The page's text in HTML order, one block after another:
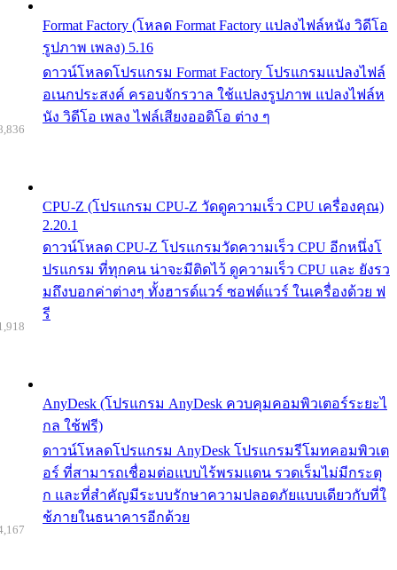
Format Factory (โหลด Format Factory แปลงไฟล์หนัง วิดีโอ
รูปภาพ เพลง) 5.16
ดาวน์โหลดโปรแกรม Format Factory โปรแกรมแปลงไฟล์
อเนกประสงค์ ครอบจักรวาล ใช้แปลงรูปภาพ แปลงไฟล์ห
นัง วิดีโอ เพลง ไฟล์เสียงออดิโอ ต่าง ๆ
CPU-Z (โปรแกรม CPU-Z วัดดูความเร็ว CPU เครื่องคุณ)
2.20.1
ดาวน์โหลด CPU-Z โปรแกรมวัดความเร็ว CPU อีกหนึ่งโ
ปรแกรม ที่ทุกคน น่าจะมีติดไว้ ดูความเร็ว CPU และ ยังรว
มถึงบอกค่าต่างๆ ทั้งฮารด์แวร์ ซอฟต์แวร์ ในเครื่องด้วย ฟ
รี
AnyDesk (โปรแกรม AnyDesk ควบคุมคอมพิวเตอร์ระยะไ
กล ใช้ฟรี)
ดาวน์โหลดโปรแกรม AnyDesk โปรแกรมรีโมทคอมพิวเต
อร์ ที่สามารถเชื่อมต่อแบบไร้พรมแดน รวดเร็มไม่มีกระตุ
ก และที่สำคัญมีระบบรักษาความปลอดภัยแบบเดียวกับที่ใ
ช้ภายในธนาคารอีกด้วย